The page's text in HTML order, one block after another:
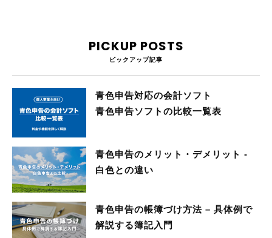
PICKUP POSTS
ピックアップ記事
青色申告対応の会計ソフト
青色申告ソフトの比較一覧表
青色申告のメリット・デメリット -
白色との違い
青色申告の帳簿づけ方法 – 具体例で
解説する簿記入門